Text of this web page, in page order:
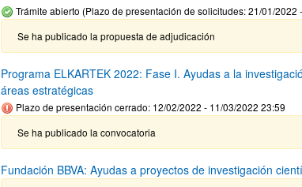
Trámite abierto (Plazo de presentación de solicitudes: 21/01/2022
Se ha publicado la propuesta de adjudicación
Programa ELKARTEK 2022: Fase I. Ayudas a la
áreas estratégicas
Plazo de presentación cerrado: 12/02/2022 - 11/03/2022 23:59
Se ha publicado la convocatoria
Fundación BBVA: Ayudas a proyectos de investigación